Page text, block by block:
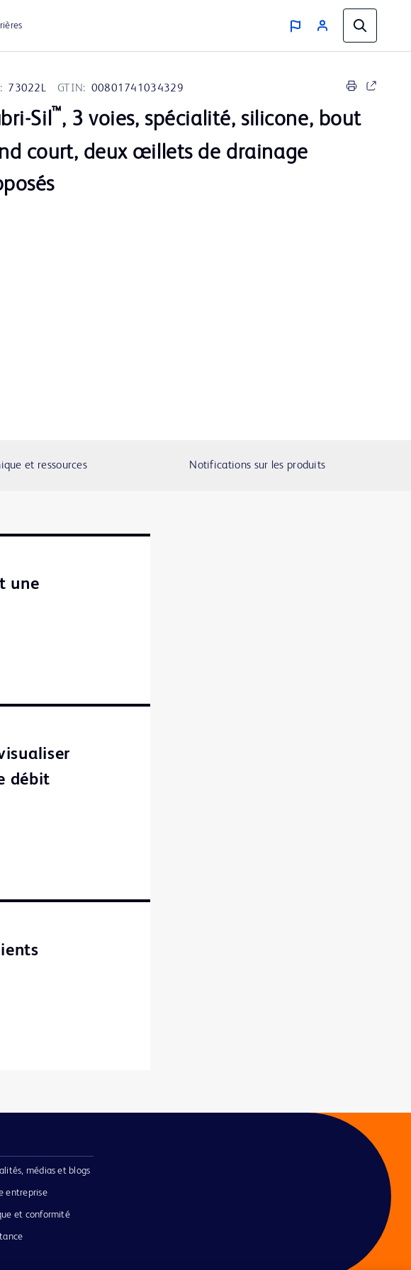
73022L GTIN: 00801741034329
Sil™, 3 voies, spécialité, silicone, bout
court, deux œillets de drainage
et ressources Notifications sur les produits
une
débit
médias et blogs
entreprise
et conformité